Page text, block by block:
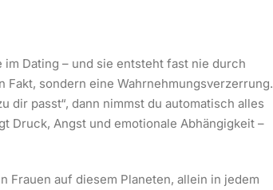
Dating – und sie entsteht fast nie durch
sondern eine Wahrnehmungsverzerrung.
dir passt“, dann nimmst du automatisch alles
Druck, Angst und emotionale Abhängigkeit –
Frauen auf diesem Planeten, allein in jedem